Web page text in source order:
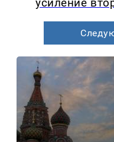
усиление